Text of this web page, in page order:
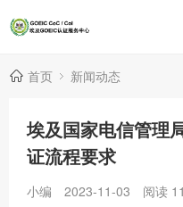
首页 新闻动态
埃及国家电信管理
证流程要求
小编 2023-11-03 阅读